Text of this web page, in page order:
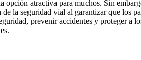
atractiva para muchos. Sin
la seguridad vial al garantizar que los
prevenir accidentes y proteger a